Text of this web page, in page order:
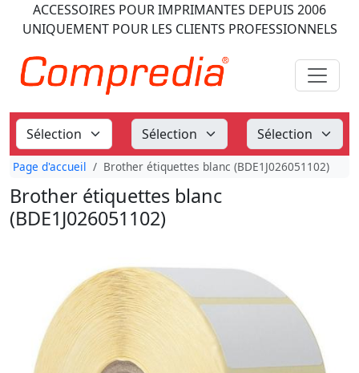
ACCESSOIRES POUR IMPRIMANTES DEPUIS 2006
UNIQUEMENT POUR LES CLIENTS PROFESSIONNELS
Page d'accueil Brother étiquettes blanc (BDE1J026051102)
Brother étiquettes blanc
(BDE1J026051102)